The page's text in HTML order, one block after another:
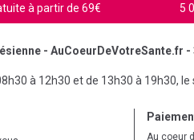
à partir de 69€ 5
- AuCoeurDeVotreSante.fr -
à 12h30 et de 13h30 à 19h30,
Au coeur